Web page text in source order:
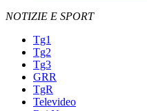
NOTIZIE E SPORT
Tg1
Tg2
Tg3
GRR
TgR
Televideo